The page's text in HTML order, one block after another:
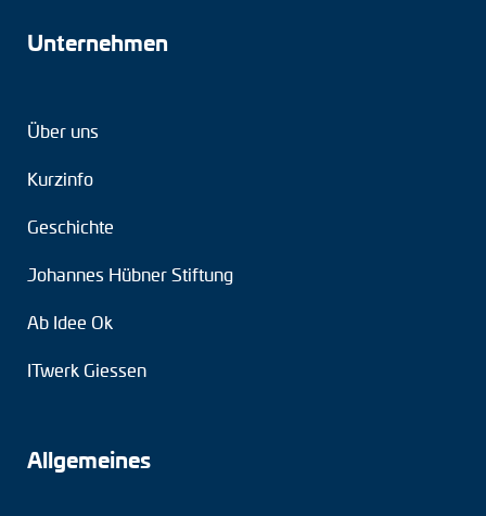
Unternehmen
Über uns
Kurzinfo
Geschichte
Johannes Hübner Stiftung
Ab Idee Ok
ITwerk Giessen
Allgemeines